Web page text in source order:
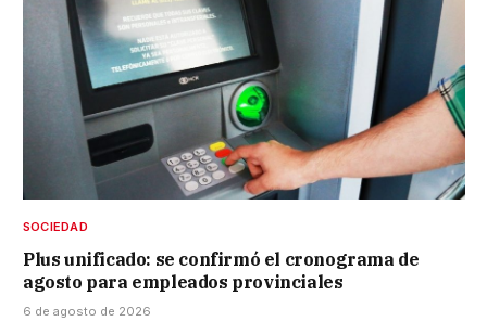
SOCIEDAD
Plus unificado: se confirmó el cronograma de
agosto para empleados provinciales
6 de agosto de 2026